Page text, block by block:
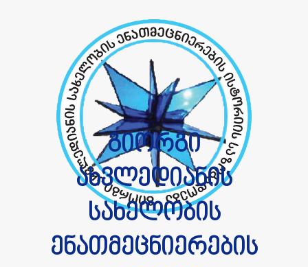
გიორგი
ახვლედიანის
სახელობის
ენათმეცნიერების